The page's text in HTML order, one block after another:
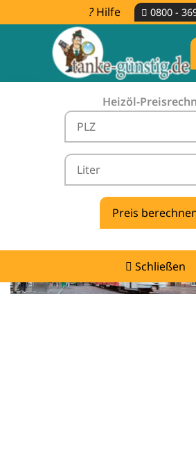
Hilfe 0800 -
Heizöl-
Schließen
Heizölpreise Weisweil -
vergleichen & günstig